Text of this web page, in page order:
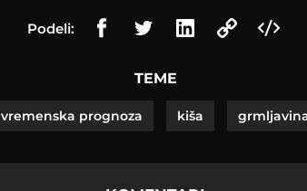
Podeli:
TEME
vremenska prognoza kiša